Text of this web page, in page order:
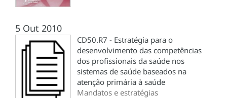
5 Out 2010
CD50.R7 - Estratégia para o
desenvolvimento das competências
dos profissionais da saúde nos
sistemas de saúde baseados na
atenção primária à saúde
Mandatos e estratégias